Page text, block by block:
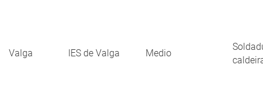
Valga IES de Valga Medio